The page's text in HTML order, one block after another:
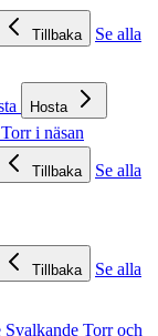
Tillbaka
Se alla
Hosta
Torr i näsan
Tillbaka
Se alla
Tillbaka
Se alla
Svalkande Torr och